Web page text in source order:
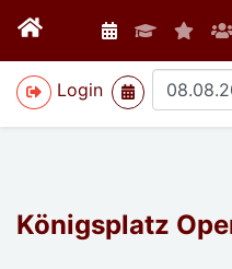
Login
>
Königsplatz